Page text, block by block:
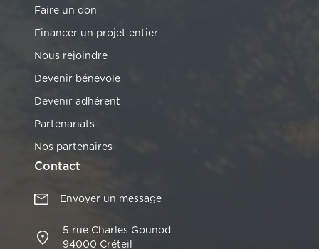
Faire un don
Financer un projet entier
Nous rejoindre
Devenir bénévole
Devenir adhérent
Partenariats
Nos partenaires
Contact
Envoyer un message
5 rue Charles Gounod
94000 Créteil